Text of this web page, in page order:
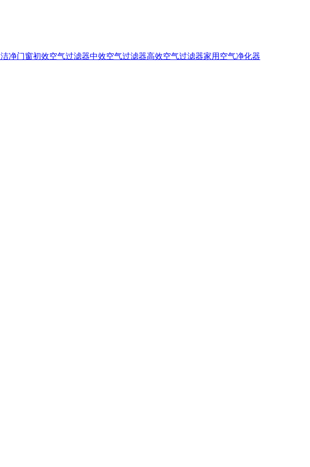
洁净门窗初效空气过滤器中效空气过滤器高效空气过滤器家用空气净化器